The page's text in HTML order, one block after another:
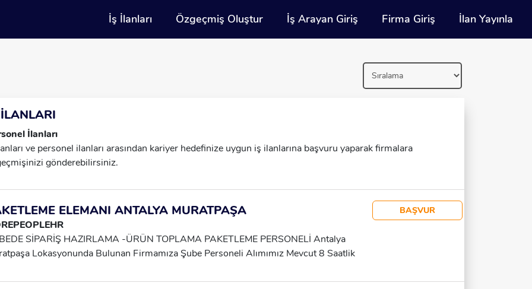
İş İlanları Özgeçmiş Oluştur İş Arayan Giriş Firma Giriş İlan Yayınla
İlanları
ve personel ilanları arasından kariyer hedefinize uygun iş ilanlarına başvuru yaparak firmalara
gönderebilirsiniz.
ELEMANI ANTALYA MURATPAŞA
SİPARİŞ HAZIRLAMA -ÜRÜN TOPLAMA PAKETLEME PERSONELİ Antalya
Lokasyonunda Bulunan Firmamıza Şube Personeli Alımımız Mevcut 8 Saatlik
KUBİLAY BEY-0552 693 12 97 WhatsApp’tan Yazabilirsiniz.
BAŞVUR